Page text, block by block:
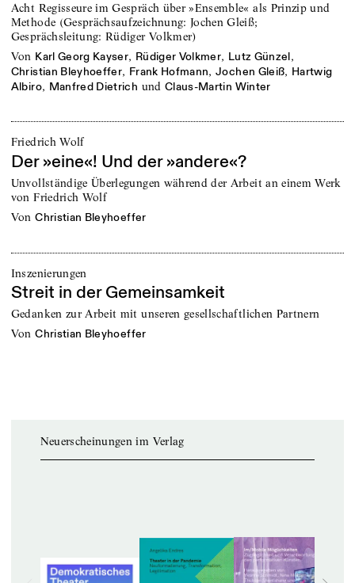
Acht Regisseure im Gespräch über »Ensemble« als Prinzip und
Methode (Gesprächsaufzeichnung: Jochen Gleiß;
Gesprächsleitung: Rüdiger Volkmer)
von Karl Georg Kayser, Rüdiger Volkmer, Lutz Günzel,
Christian Bleyhoeffer, Frank Hofmann,Jochen Gleiß, Hartwig
Albiro, Manfred Dietrich und Claus-Martin Winter
Friedrich Wolf
Der »eine«! Und der »andere«?
Unvollständige Überlegungen während der Arbeit an einem Werk
von Friedrich Wolf
von Christian Bleyhoeffer
Inszenierungen
Streit in der Gemeinsamkeit
Gedanken zur Arbeit mit unseren gesellschaftlichen Partnern
von Christian Bleyhoeffer
Neuerscheinungen im Verlag